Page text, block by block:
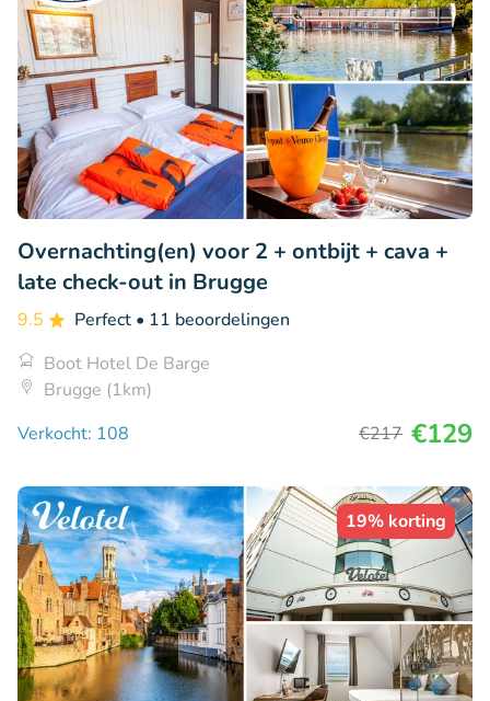
Overnachting(en) voor 2 + ontbijt + cava +
late check-out in Brugge
9.5 Perfect • 11 beoordelingen
Boot Hotel De Barge
Brugge (1km)
Verkocht: 108
€217 €129
19% korting